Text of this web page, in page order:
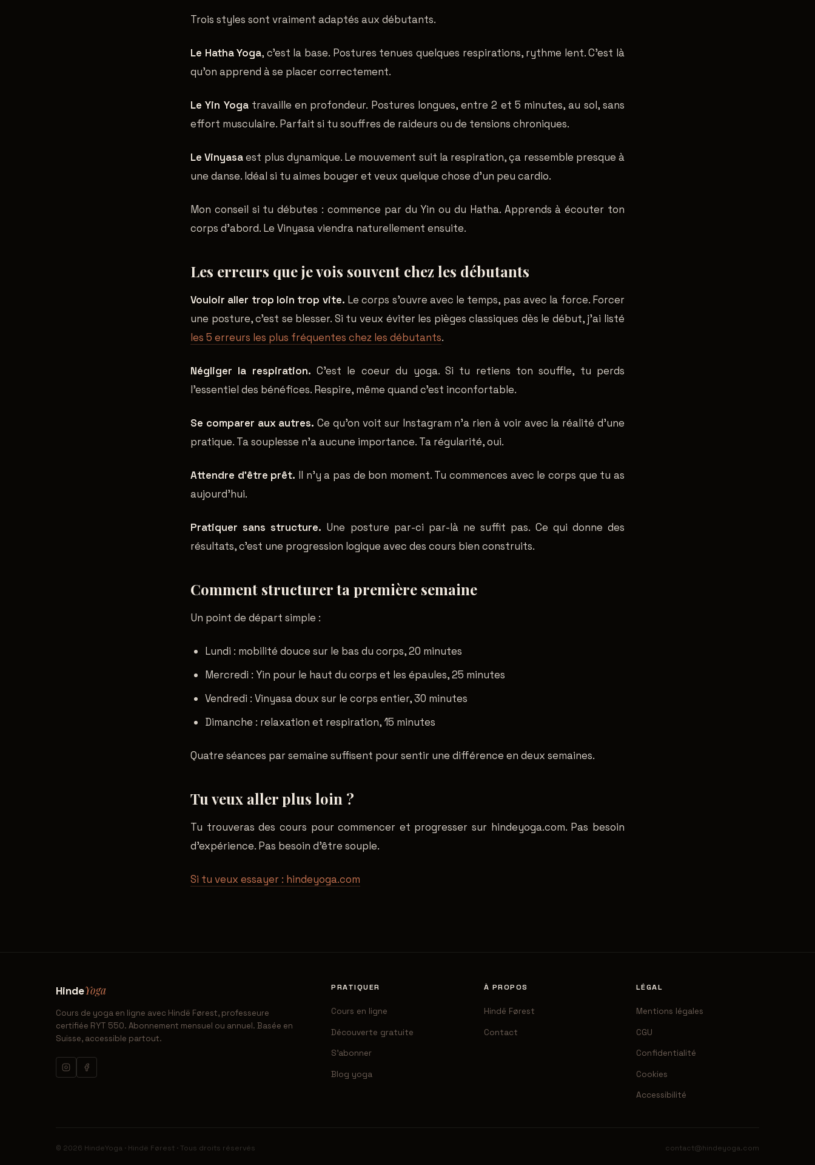
Trois styles sont vraiment adaptés aux débutants.
Le Hatha Yoga, c'est la base. Postures tenues quelques respirations, rythme lent. C'est là
qu'on apprend à se placer correctement.
Le Yin Yogatravaille en profondeur. Postures longues, entre 2 et 5 minutes, au sol, sans
effort musculaire. Parfait si tu souffres de raideurs ou de tensions chroniques.
Le Vinyasaest plus dynamique. Le mouvement suit la respiration, ça ressemble presque à
une danse. Idéal si tu aimes bouger et veux quelque chose d'un peu cardio.
Mon conseil si tu débutes : commence par du Yin ou du Hatha. Apprends à écouter ton
corps d'abord. Le Vinyasa viendra naturellement ensuite.
Les erreurs que je vois souvent chez les débutants
Vouloir aller trop loin trop vite. Le corps s'ouvre avec le temps, pas avec la force. Forcer
une posture, c'est se blesser. Si tu veux éviter les pièges classiques dès le début, j'ai listé
les 5 erreurs les plus fréquentes chez les débutants.
Négliger la respiration. C'est le coeur du yoga. Si tu retiens ton souffle, tu perds
l'essentiel des bénéfices. Respire, même quand c'est inconfortable.
Se comparer aux autres. Ce qu'on voit sur Instagram n'a rien à voir avec la réalité d'une
pratique. Ta souplesse n'a aucune importance. Ta régularité, oui.
Attendre d'être prêt. Il n'y a pas de bon moment. Tu commences avec le corps que tu as
aujourd'hui.
Pratiquer sans structure. Une posture par-ci par-là ne suffit pas. Ce qui donne des
résultats, c'est une progression logique avec des cours bien construits.
Comment structurer ta première semaine
Un point de départ simple :
Lundi : mobilité douce sur le bas du corps, 20 minutes
Mercredi : Yin pour le haut du corps et les épaules, 25 minutes
Vendredi : Vinyasa doux sur le corps entier, 30 minutes
Dimanche : relaxation et respiration, 15 minutes
Quatre séances par semaine suffisent pour sentir une différence en deux semaines.
Tu veux aller plus loin ?
Tu trouveras des cours pour commencer et progresser sur hindeyoga.com. Pas besoin
d'expérience. Pas besoin d'être souple.
Si tu veux essayer : hindeyoga.com
HindeYoga
Cours de yoga en ligne avec Hindë Førest, professeure
certifiée RYT 550. Abonnement mensuel ou annuel. Basée en
Suisse, accessible partout.
PRATIQUER
Cours en ligne
Découverte gratuite
S'abonner
Blog yoga
À PROPOS
Hindë Førest
Contact
LÉGAL
Mentions légales
CGU
Confidentialité
Cookies
Accessibilité
© 2026 HindeYoga · Hindë Førest · Tous droits réservés contact@hindeyoga.com